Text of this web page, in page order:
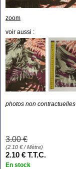
zoom
voir aussi :
photos non contractuelles
3.00 €
(2.10 €/ Mètre)
2.10 € T.T.C.
En stock